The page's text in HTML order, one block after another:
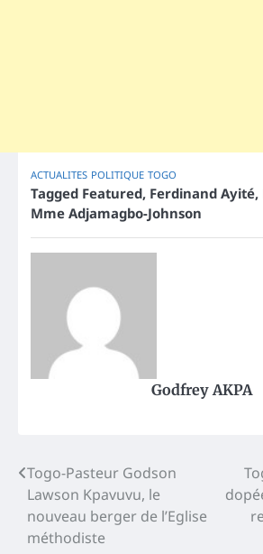
ACTUALITES POLITIQUE TOGO
Tagged Featured, Ferdinand Ayité,
Mme Adjamagbo-Johnson
Godfrey AKPA
Post
navigation
Togo-Pasteur Godson
Lawson Kpavuvu, le
nouveau berger de l’Eglise
méthodiste